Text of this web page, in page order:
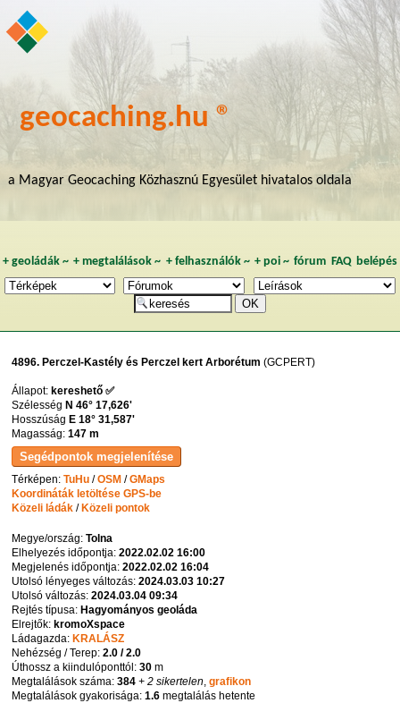
geocaching.hu ®
a Magyar Geocaching Közhasznú Egyesület hivatalos oldala
+ geoládák~ +megtalálások ~ + felhasználók~ + poi~ fórum FAQ belépés
4896. Perczel-Kastély és Perczel kert Arborétum (GCPERT)
Állapot:kereshető ✅
SzélességN 46° 17,626'
HosszúságE 18° 31,587'
Magasság:147 m
Térképen:TuHu /OSM /GMaps
Koordináták letöltése GPS-be
Közeli ládák /Közeli pontok
Megye/ország:Tolna
Elhelyezés időpontja:2022.02.02 16:00
Megjelenés időpontja:2022.02.02 16:04
Utolsó lényeges változás:2024.03.03 10:27
Utolsó változás:2024.03.04 09:34
Rejtés típusa:Hagyományos geoláda
Elrejtők:kromoXspace
Ládagazda:KRALÁSZ
Nehézség / Terep:2.0 / 2.0
Úthossz a kiindulóponttól:30 m
Megtalálások száma:384 + 2 sikertelen ,grafikon
Megtalálások gyakorisága:1.6 megtalálás hetente